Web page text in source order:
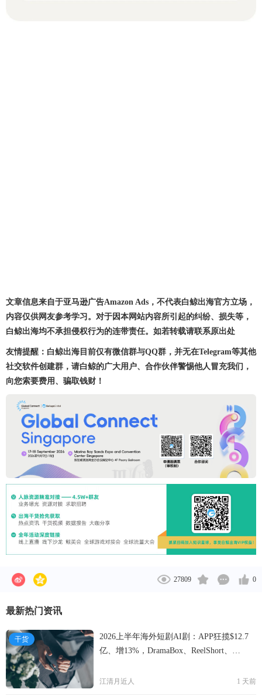
文章信息来自于亚马逊广告Amazon Ads，不代表白鲸出海官方立场，
内容仅供网友参考学习。对于因本网站内容所引起的纠纷、损失等，
白鲸出海均不承担侵权行为的连带责任。如若转载请联系原出处
友情提醒：白鲸出海目前仅有微信群与QQ群，并无在Telegram等其他
社交软件创建群，请白鲸的广大用户、合作伙伴警惕他人冒充我们，
向您索要费用、骗取钱财！
27809 0
最新热门资讯
干货
2026上半年海外短剧AI剧：APP狂揽$12.7
亿、增13%，DramaBox、ReelShort、
江清月近人 1 天前